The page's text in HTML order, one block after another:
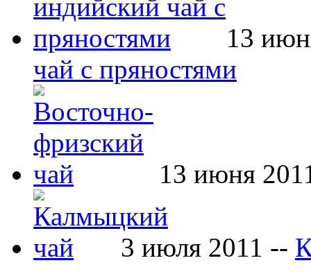
13
чай с пряностями
13 июня
3 июля 2011 --